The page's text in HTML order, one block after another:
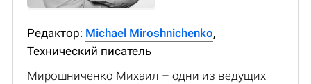
Редактор: Michael Miroshnichenko,
Технический писатель
Мирошниченко Михаил – одни из ведущих